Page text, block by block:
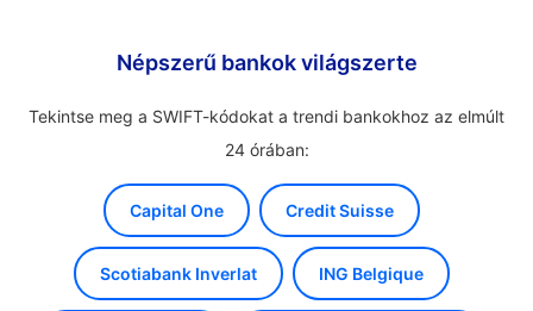
Népszerű bankok világszerte
Tekintse meg a SWIFT-kódokat a trendi bankokhoz az elmúlt
24 órában:
Capital One Credit Suisse
Scotiabank Inverlat ING Belgique